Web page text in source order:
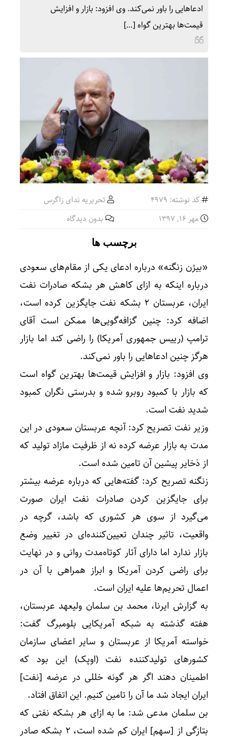
ادعاهایی را باور نمی‌کند. وی افزود: بازار و افزایش
قیمت‌ها بهترین گواه […]
کد نوشته: 4979
تحریریه ندای زاگرس
مهر ۱۶, ۱۳۹۷
بدون دیدگاه
برچسب ها
«بیژن زنگنه» درباره ادعای یکی از مقام‌های سعودی
درباره اینکه به ازای کاهش هر بشکه صادرات نفت
ایران، عربستان ۲ بشکه نفت جایگزین کرده است،
اضافه کرد: چنین گزافه‌گویی‌ها ممکن است آقای
ترامپ (رییس جمهوری آمریکا) را راضی کند اما بازار
هرگز چنین ادعاهایی را باور نمی‌کند.
وی افزود: بازار و افزایش قیمت‌ها بهترین گواه است
که بازار با کمبود روبرو شده و بدرستی نگران کمبود
شدید نفت است.
وزیر نفت تصریح کرد: آنچه عربستان سعودی در این
مدت به بازار عرضه کرده نه از ظرفیت مازاد تولید که
از ذخایر پیشین آن تامین شده است.
زنگنه تصریح کرد: گفته‌هایی که درباره عرضه بیشتر
برای جایگزین کردن صادرات نفت ایران صورت
می‌گیرد از سوی هر کشوری که باشد، گرچه در
واقعیت، تاثیر چندان تعیین‌کننده‌ای در تغییر وضع
بازار ندارد اما دارای آثار کوتاه‌مدت روانی و در نهایت
برای راضی کردن آمریکا و ابراز همراهی با آن در
اعمال تحریم‌ها علیه ایران است.
به گزارش ایرنا، محمد بن سلمان ولیعهد عربستان،
هفته گذشته به شبکه آمریکایی بلومبرگ گفت:
خواسته آمریکا از عربستان و سایر اعضای سازمان
کشورهای تولیدکننده نفت (اوپک) این بود که
اطمینان دهند اگر هر گونه خللی در عرضه [نفت]
ایران ایجاد شد ما آن را تامین کنیم. این اتفاق افتاد.
بن سلمان مدعی شد: ما به ازای هر بشکه نفتی که
بتازگی از [سهم] ایران کم شده است، ۲ بشکه صادر